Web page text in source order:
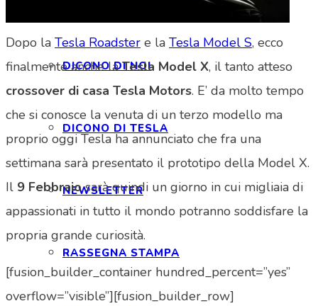
DICONO DI NOI
DICONO DI TESLA
NEWSLETTER
RASSEGNA STAMPA
Dopo la Tesla Roadster e la Tesla Model S, ecco
finalmente anche laTesla Model X, il tanto atteso
crossover di casa Tesla Motors. E’ da molto tempo
che si conosce la venuta di un terzo modello ma
proprio oggi Tesla ha annunciato che fra una
settimana sarà presentato il prototipo della Model X.
Il 9 Febbraiosarà quindi un giorno in cui migliaia di
appassionati in tutto il mondo potranno soddisfare la
propria grande curiosità.
[fusion_builder_container hundred_percent=”yes”
overflow=”visible”][fusion_builder_row]